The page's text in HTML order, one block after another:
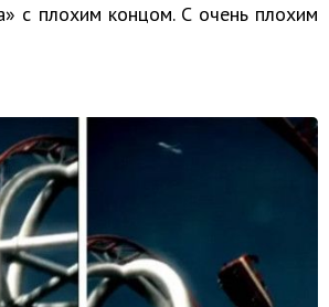
с плохим концом. С очень плохим